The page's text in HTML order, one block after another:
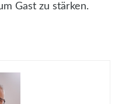
Gast zu stärken.